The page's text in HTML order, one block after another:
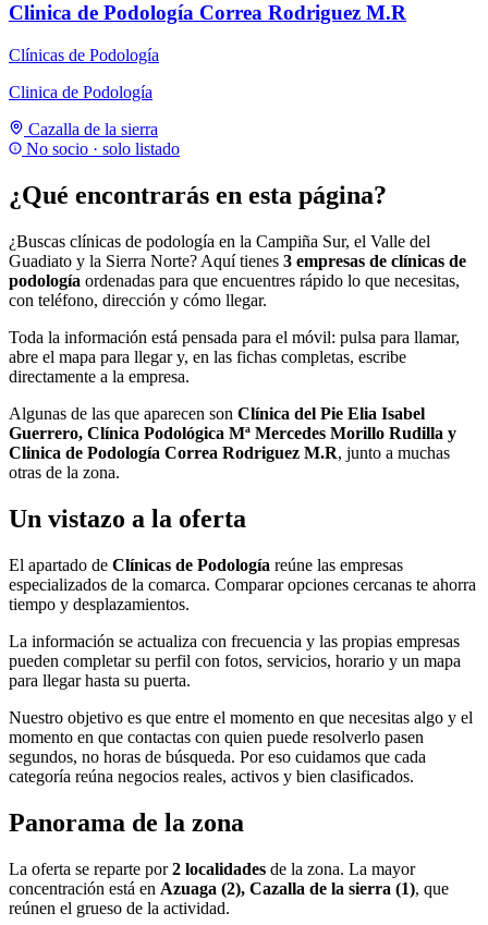
Clinica de Podología Correa Rodriguez M.R
Clínicas de Podología
Clinica de Podología
Cazalla de la sierra
No socio · solo listado
¿Qué encontrarás en esta página?
¿Buscas clínicas de podología en la Campiña Sur, el Valle del
Guadiato y la Sierra Norte? Aquí tienes 3 empresas de clínicas de
podología ordenadas para que encuentres rápido lo que necesitas,
con teléfono, dirección y cómo llegar.
Toda la información está pensada para el móvil: pulsa para llamar,
abre el mapa para llegar y, en las fichas completas, escribe
directamente a la empresa.
Algunas de las que aparecen son Clínica del Pie Elia Isabel
Guerrero, Clínica Podológica Mª Mercedes Morillo Rudilla y
Clinica de Podología Correa Rodriguez M.R, junto a muchas
otras de la zona.
Un vistazo a la oferta
El apartado de Clínicas de Podología reúne las empresas
especializados de la comarca. Comparar opciones cercanas te ahorra
tiempo y desplazamientos.
La información se actualiza con frecuencia y las propias empresas
pueden completar su perfil con fotos, servicios, horario y un mapa
para llegar hasta su puerta.
Nuestro objetivo es que entre el momento en que necesitas algo y el
momento en que contactas con quien puede resolverlo pasen
segundos, no horas de búsqueda. Por eso cuidamos que cada
categoría reúna negocios reales, activos y bien clasificados.
Panorama de la zona
La oferta se reparte por2 localidades de la zona. La mayor
concentración está en Azuaga (2), Cazalla de la sierra (1), que
reúnen el grueso de la actividad.